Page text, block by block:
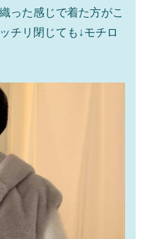
った感じで着た方がこ
チリ閉じても↓モチロ